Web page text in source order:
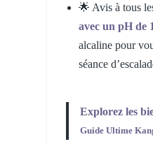
🌟 Avis à tous
avec un pH de
alcaline pour
séance
Explorez les
Guide Ultime